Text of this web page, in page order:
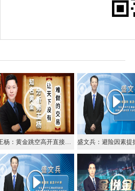
王杨：黄金跳空高开直接多，突破1290仓！